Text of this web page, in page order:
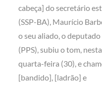
cabeça] do secretário
(SSP-BA), Maurício
o seu aliado, o
(PPS), subiu o tom, nesta
quarta-feira (30), e
[bandido], [ladrão] e